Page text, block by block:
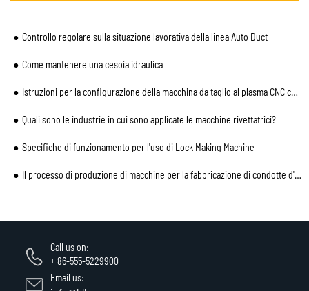
Controllo regolare sulla situazione lavorativa della linea Auto Duct
Come mantenere una cesoia idraulica
Istruzioni per la configurazione della macchina da taglio al plasma CNC condotta
Quali sono le industrie in cui sono applicate le macchine rivettatrici?
Specifiche di funzionamento per l'uso di Lock Making Machine
Il processo di produzione di macchine per la fabbricazione di condotte d'aria
Call us on:
+ 86-555-5229900
Email us: